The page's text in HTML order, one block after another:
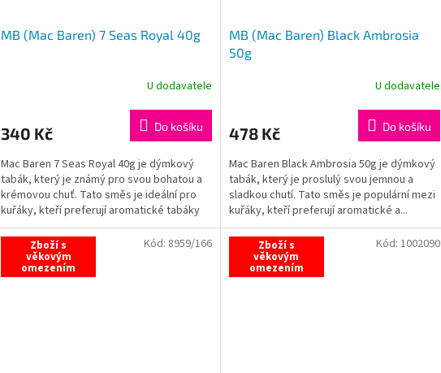
MB (Mac Baren) 7 Seas Royal 40g
U dodavatele
340 Kč Do košíku
Mac Baren 7 Seas Royal 40g je dýmkový
tabák, který je známý pro svou bohatou a
krémovou chuť. Tato směs je ideální pro
kuřáky, kteří preferují aromatické tabáky
s...
MB (Mac Baren) Black Ambrosia
50g
U dodavatele
478 Kč Do košíku
Mac Baren Black Ambrosia 50g je dýmkový
tabák, který je proslulý svou jemnou a
sladkou chutí. Tato směs je populární mezi
kuřáky, kteří preferují aromatické a...
Zboží s
věkovým
omezením
Kód: 8959/166 Zboží s
věkovým
omezením
Kód: 1002090